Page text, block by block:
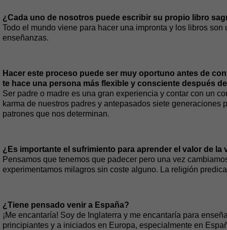
¿Cada uno de nosotros puede escribir su propio libro
Todo el mundo viene para hacer una impronta y los libros
enseñanzas.
Hacer este proceso puede ser muy oportuno antes de
te hace una persona más flexible y consciente después
Ser padre o madre es una gran experiencia y contar con un
karma de nuestros padres y antepasados siete generaciones
patrones que nos determinan.
¿Es importante el sufrimiento para aprender el valor de la
Pensamos que tenemos que padecer pero una vez
experimentamos milagros sin coste alguno. La religión
¿Tiene pensado venir a España?
¡Me encantaría! Soy de Inglaterra y me encantaría para
principiantes y a iniciados en Europa, especialmente en